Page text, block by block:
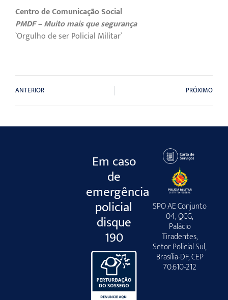
Centro de Comunicação Social
PMDF – Muito mais que segurança
`Orgulho de ser Policial Militar`
ANTERIOR PRÓXIMO
Em caso
de
emergência
policial
disque
190
SPO AE Conjunto
04, QCG,
Palácio
Tiradentes,
Setor Policial Sul,
Brasília-DF, CEP
70.610-212